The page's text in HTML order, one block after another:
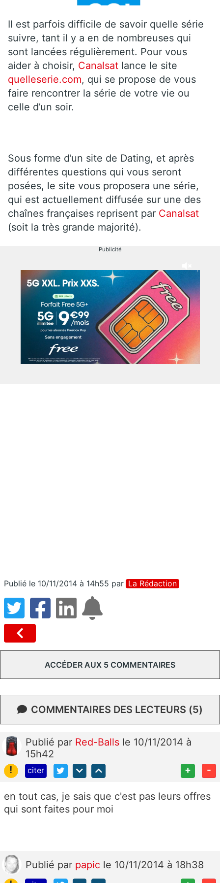
Il est parfois difficile de savoir quelle série
suivre, tant il y a en de nombreuses qui
sont lancées régulièrement. Pour vous
aider à choisir, Canalsat lance le site
quelleserie.com, qui se propose de vous
faire rencontrer la série de votre vie ou
celle d’un soir.
Sous forme d’un site de Dating, et après
différentes questions qui vous seront
posées, le site vous proposera une série,
qui est actuellement diffusée sur une des
chaînes françaises reprisent par Canalsat
(soit la très grande majorité).
Publicité
Publié le 10/11/2014 à 14h55 par La Rédaction
ACCÉDER AUX 5 COMMENTAIRES
COMMENTAIRES DES LECTEURS (5)
Publié par Red-Balls le 10/11/2014 à
15h42
!
citer + -
en tout cas, je sais que c'est pas leurs offres
qui sont faites pour moi
Publié par papic le 10/11/2014 à 18h38